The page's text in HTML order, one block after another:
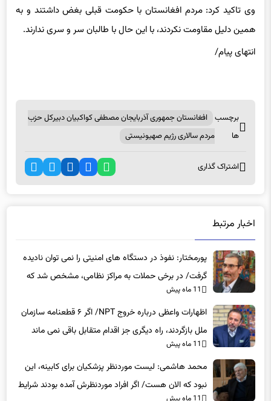
همین دلیل مقاومت نکردند، با این حال با طالبان سر و سری ندارند.
انتهای پیام/
ها
مردم سالاری رژیم صهیونیستی
پورمختار: نفوذ در دستگاه های امنیتی را نمی توان نادیده
گرفت/ در برخی حملات به مراکز نظامی، مشخص شد که
عوامل نفوذی دخیل بوده‌اند
11 ماه پیش
ملل بازگردند، راه دیگری جز اقدام متقابل باقی نمی‌ ماند
11 ماه پیش
محمد هاشمی: لیست موردنظر پزشکیان برای کابینه، این
نبود که الان هست/ اگر افراد موردنظرش آمده بودند شرایط
بهتر بود